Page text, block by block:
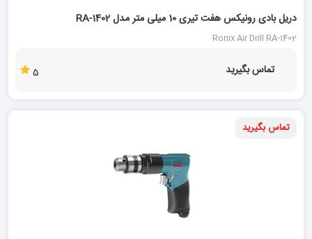
دریل بادی رونیکس هفت تیری 10 میلی متر مدل RA-1402
Ronix Air Drill RA-1402
تماس بگیرید 5
تماس بگیرید